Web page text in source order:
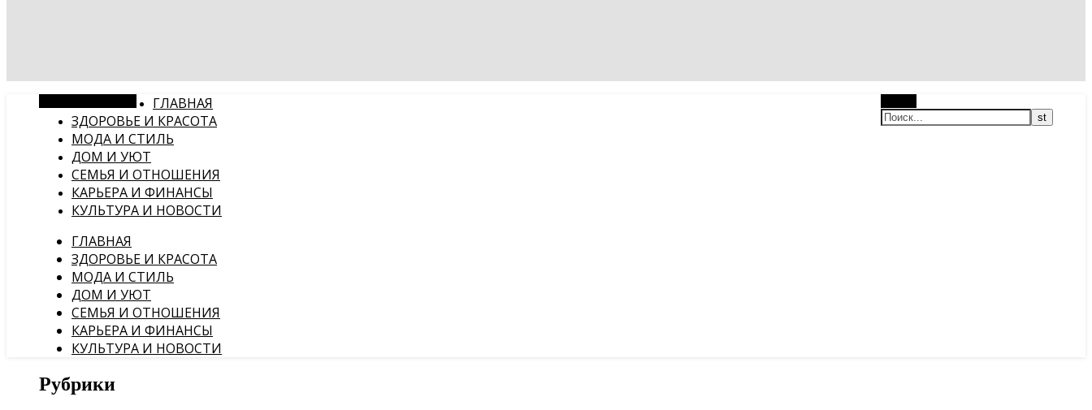
ГЛАВНАЯ
ЗДОРОВЬЕ И КРАСОТА
МОДА И СТИЛЬ
ДОМ И УЮТ
СЕМЬЯ И ОТНОШЕНИЯ
КАРЬЕРА И ФИНАНСЫ
КУЛЬТУРА И НОВОСТИ
ГЛАВНАЯ
ЗДОРОВЬЕ И КРАСОТА
МОДА И СТИЛЬ
ДОМ И УЮТ
СЕМЬЯ И ОТНОШЕНИЯ
КАРЬЕРА И ФИНАНСЫ
КУЛЬТУРА И НОВОСТИ
Рубрики